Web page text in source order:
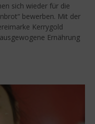
sich wieder für die
bewerben. Mit der
Kerrygold
Ernährung